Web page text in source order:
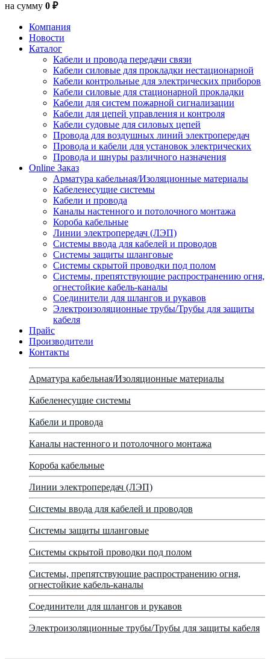
на сумму 0 ₽
Компания
Новости
Каталог
Кабели и провода передачи связи
Кабели силовые для прокладки нестационарной
Кабели контрольные для электрических приборов
Кабели силовые для стационарной прокладки
Кабели для систем пожарной сигнализации
Кабели для цепей управления и контроля
Кабели судовые для силовых цепей
Провода для воздушных линий электропередач
Провода и кабели для установок электрических
Провода и шнуры различного назначения
Online Заказ
Арматура кабельная/Изоляционные материалы
Кабеленесущие системы
Кабели и провода
Каналы настенного и потолочного монтажа
Короба кабельные
Линии электропередач (ЛЭП)
Системы ввода для кабелей и проводов
Системы защиты шланговые
Системы скрытой проводки под полом
Системы, препятствующие распространению огня,
огнестойкие кабель-каналы
Соединители для шлангов и рукавов
Электроизоляционные трубы/Трубы для защиты
кабеля
Прайс
Производители
Контакты
Арматура кабельная/Изоляционные материалы
Кабеленесущие системы
Кабели и провода
Каналы настенного и потолочного монтажа
Короба кабельные
Линии электропередач (ЛЭП)
Системы ввода для кабелей и проводов
Системы защиты шланговые
Системы скрытой проводки под полом
Системы, препятствующие распространению огня,
огнестойкие кабель-каналы
Соединители для шлангов и рукавов
Электроизоляционные трубы/Трубы для защиты кабеля